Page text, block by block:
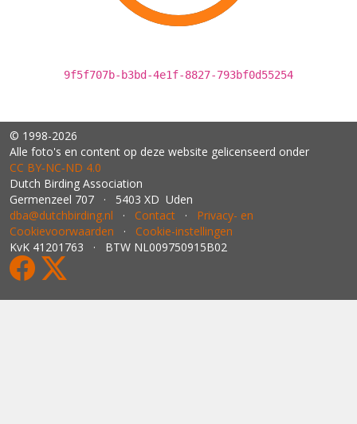
9f5f707b-b3bd-4e1f-8827-793bf0d55254
© 1998-2026
Alle foto's en content op deze website gelicenseerd onder
CC BY‑NC‑ND 4.0
Dutch Birding Association
Germenzeel 707 · 5403 XD Uden
dba@dutchbirding.nl · Contact · Privacy- en
Cookievoorwaarden · Cookie-instellingen
KvK 41201763 · BTW NL009750915B02